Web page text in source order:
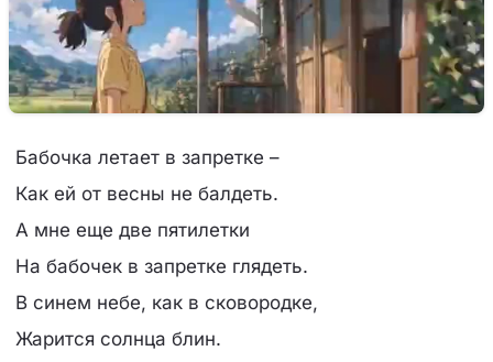
Бабочка летает в запретке –
Как ей от весны не балдеть.
А мне еще две пятилетки
На бабочек в запретке глядеть.
В синем небе, как в сковородке,
Жарится солнца блин.